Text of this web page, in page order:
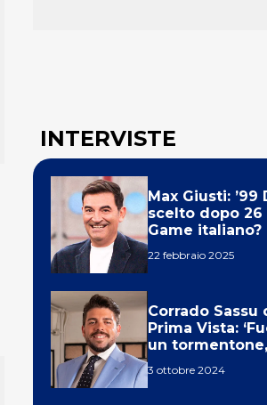
INTERVISTE
Max Giusti: ’99
scelto dopo
Game
22 febbraio 2025
Corrado Sassu
Prima Vista:
un
3 ottobre 2024